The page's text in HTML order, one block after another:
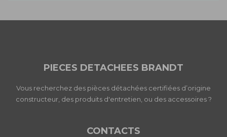
PIECES DETACHEES BRANDT
Vous recherchez des pièces détachées certifiées d’origine
constructeur, des produits d'entretien, ou des accessoires ?
CONTACTS